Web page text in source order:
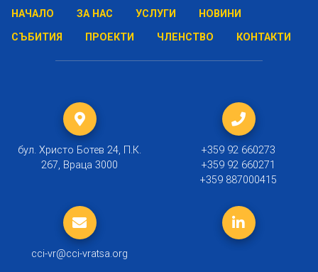
НАЧАЛО ЗА НАС УСЛУГИ
НОВИНИ
СЪБИТИЯ
ПРОЕКТИ ЧЛЕНСТВО КОНТАКТИ
бул. Христо Ботев 24, П.К.
267, Враца 3000
+359 92 660273
+359 92 660271
+359 887000415
cci-vr@cci-vratsa.org